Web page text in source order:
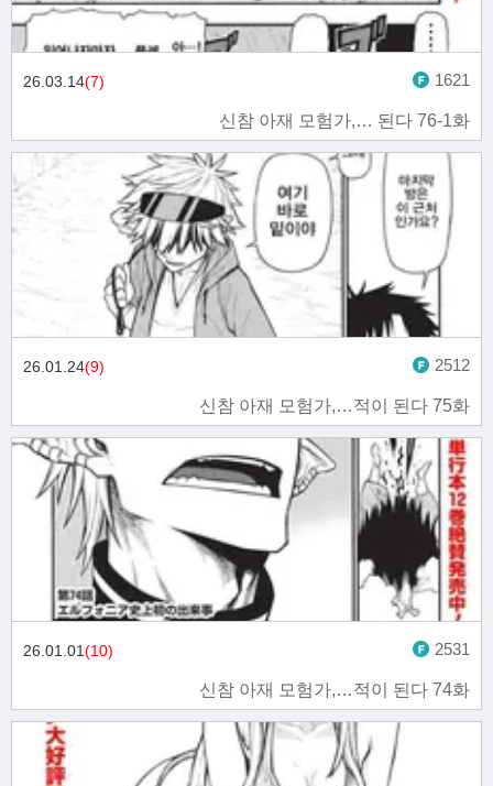
신참 아재 모험가,… 된다 76-1화
26.03.14(7) 1621
신참 아재 모험가,…적이 된다 75화
26.01.24(9) 2512
신참 아재 모험가,…적이 된다 74화
26.01.01(10) 2531